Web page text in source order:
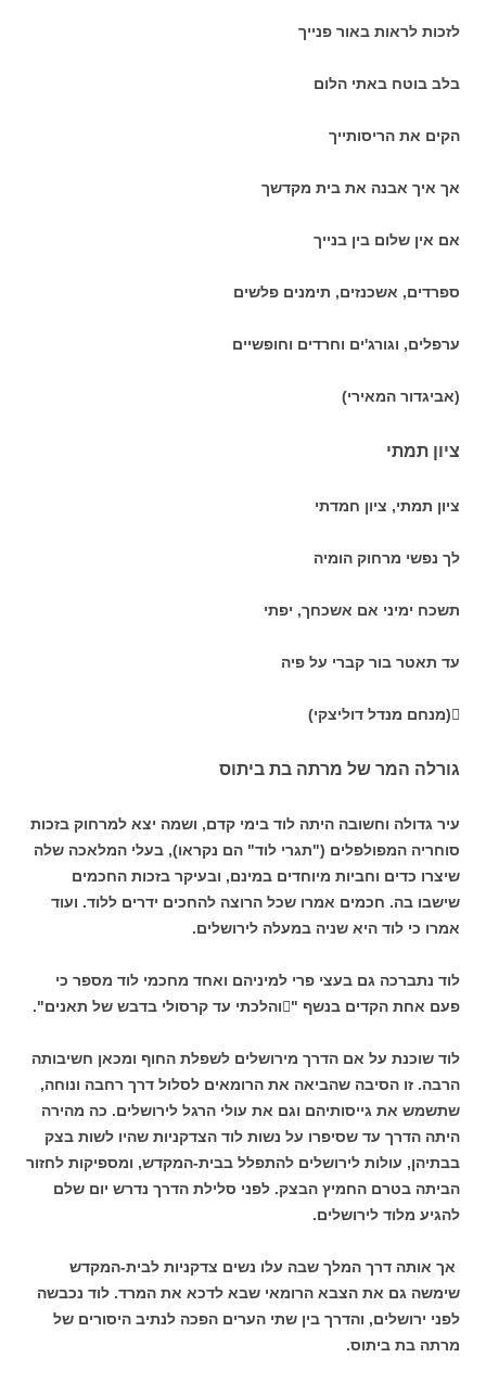
לזכות לראות באור פנייך
בלב בוטח באתי הלום
הקים את הריסותייך
אך איך אבנה את בית מקדשך
אם אין שלום בין בנייך
ספרדים, אשכנזים, תימנים פלשים
ערפלים, וגורג'ים וחרדים וחופשיים
(אביגדור המאירי)
ציון תמתי
ציון תמתי, ציון חמדתי
לך נפשי מרחוק הומיה
תשכח ימיני אם אשכחך, יפתי
עד תאטר בור קברי על פיה
(מנחם מנדל דוליצקי)
גורלה המר של מרתה בת ביתוס
עיר גדולה וחשובה היתה לוד בימי קדם, ושמה יצא למרחוק בזכות
סוחריה המפולפלים ("תגרי לוד" הם נקראו), בעלי המלאכה שלה
שיצרו כדים וחביות מיוחדים במינם, ובעיקר בזכות החכמים
שישבו בה. חכמים אמרו שכל הרוצה להחכים ידרים ללוד. ועוד
אמרו כי לוד היא שניה במעלה לירושלים.
לוד נתברכה גם בעצי פרי למיניהם ואחד מחכמי לוד מספר כי
פעם אחת הקדים בנשף "והלכתי עד קרסולי בדבש של תאנים".
לוד שוכנת על אם הדרך מירושלים לשפלת החוף ומכאן חשיבותה
הרבה. זו הסיבה שהביאה את הרומאים לסלול דרך רחבה ונוחה,
שתשמש את גייסותיהם וגם את עולי הרגל לירושלים. כה מהירה
היתה הדרך עד שסיפרו על נשות לוד הצדקניות שהיו לשות בצק
בבתיהן, עולות לירושלים להתפלל בבית-המקדש, ומספיקות לחזור
הביתה בטרם החמיץ הבצק. לפני סלילת הדרך נדרש יום שלם
להגיע מלוד לירושלים.
אך אותה דרך המלך שבה עלו נשים צדקניות לבית-המקדש
שימשה גם את הצבא הרומאי שבא לדכא את המרד. לוד נכבשה
לפני ירושלים, והדרך בין שתי הערים הפכה לנתיב היסורים של
מרתה בת ביתוס.